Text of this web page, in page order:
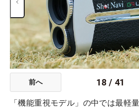
前へ 18 /41
「機能重視モデル」の中では最軽